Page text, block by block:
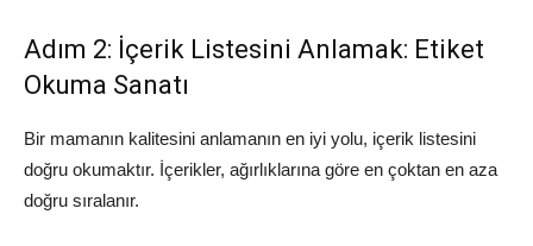
Adım 2: İçerik Listesini Anlamak: Etiket
Okuma Sanatı
Bir mamanın kalitesini anlamanın en iyi yolu, içerik listesini
doğru okumaktır. İçerikler, ağırlıklarına göre en çoktan en aza
doğru sıralanır.